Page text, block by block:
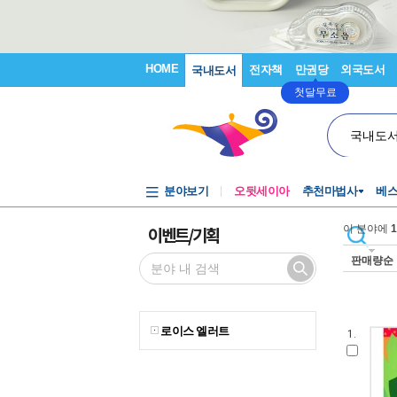
HOME 국내도서 전자책 만권당
첫달무료
외국도서
국내도
분야보기 오뒷세이아 추천마법사 베
이벤트/기획
로이스 엘러트
이 분야에
판매량순
1.